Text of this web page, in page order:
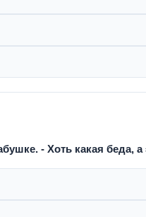
- Хоть какая беда, а